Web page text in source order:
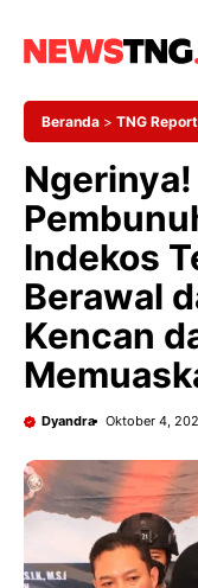
Beranda > TNG Report
dan ‘Servis’ Tak
Indekos
Berawal
Kencan
Dyandra Oktober 4,